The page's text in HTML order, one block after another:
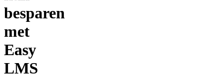
besparen
met
Easy
LMS